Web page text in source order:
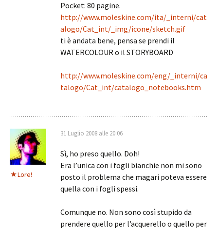
Pocket: 80 pagine.
http://www.moleskine.com/ita/_interni/cat
alogo/Cat_int/_img/icone/sketch.gif
ti è andata bene, pensa se prendi il
WATERCOLOUR o il STORYBOARD
http://www.moleskine.com/eng/_interni/ca
talogo/Cat_int/catalogo_notebooks.htm
Lore!
31 Luglio 2008 alle 20:06
Sì, ho preso quello. Doh!
Era l’unica con i fogli bianchie non mi sono
posto il problema che magari poteva essere
quella con i fogli spessi.
Comunque no. Non sono così stupido da
prendere quello per l’acquerello o quello per